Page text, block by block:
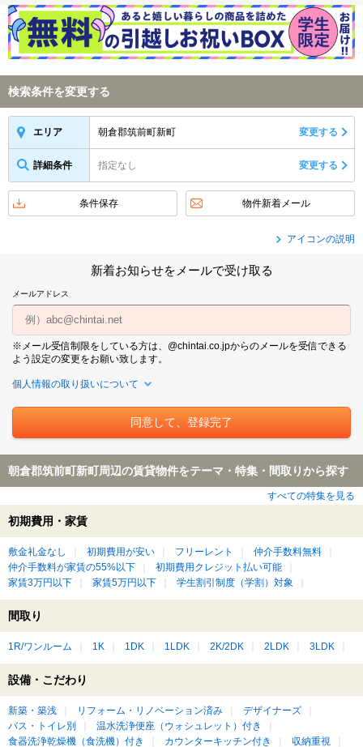
検索条件を変更する
エリア 朝倉郡筑前町新町 変更する
詳細条件 指定なし 変更する
条件保存 物件新着メール
アイコンの説明
新着お知らせをメールで受け取る
メールアドレス
※メール受信制限をしている方は、@chintai.co.jpからのメールを受信できる
よう設定の変更をお願い致します。
個人情報の取り扱いについて
朝倉郡筑前町新町周辺の賃貸物件をテーマ・特集・間取りから探す
すべての特集を見る
初期費用・家賃
敷金礼金なし 初期費用が安い フリーレント
仲介手数料無料
仲介手数料が家賃の55%以下
初期費用クレジット払い可能
家賃3万円以下
家賃5万円以下 学生割引制度（学割）対象
間取り
1R/ワンルーム 1K 1DK 1LDK 2K/2DK 2LDK 3LDK
設備・こだわり
新築・築浅 リフォーム・リノベーション済み
デザイナーズ
バス・トイレ別
温水洗浄便座（ウォシュレット）付き
食器洗浄乾燥機（食洗機）付き
カウンターキッチン付き
収納重視